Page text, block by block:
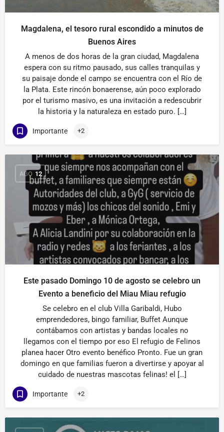
Magdalena, el tesoro rural escondido a minutos de
Buenos Aires
A menos de dos horas de la gran ciudad, Magdalena
espera con su ritmo pausado, sus calles tranquilas y
su paisaje donde el campo se encuentra con el Río de
la Plata. Este rincón bonaerense, aún poco explorado
por el turismo masivo, es una invitación a redescubrir
la historia y la naturaleza en estado puro. […]
Importante +2
AGO 12
Este pasado Domingo 10 de agosto se celebro un
Evento a beneficio del Miau Miau refugio
Se celebro en el club Villa Garibaldi, Hubo
emprendedores, bingo familiar, Buffet Aunque
contábamos con artistas y bandas locales no
llegamos con el tiempo por eso El refugio de Felinos
planea hacer Otro evento benéfico Pronto. Fue un gran
domingo en que familias fueron a divertirse y apoyar al
cuidado de nuestras mascotas felinas! el […]
Importante +2